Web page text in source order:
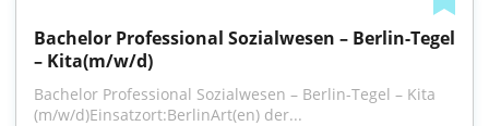
Bachelor Professional Sozialwesen – Berlin-Tegel
– Kita(m/w/d)
Bachelor Professional Sozialwesen – Berlin-Tegel – Kita
(m⁠/⁠w⁠/⁠d)Einsatzort:BerlinArt(en) der...